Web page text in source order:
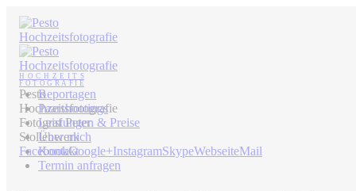
Pesto
Hochzeitsfotografie
Fotograf Peter
Stollenwerk
FacebookGoogle+InstagramSkypeWebseiteMail
Reportagen
Paarshootings
Leistungen & Preise
Über mich
Kontakt
Termin anfragen